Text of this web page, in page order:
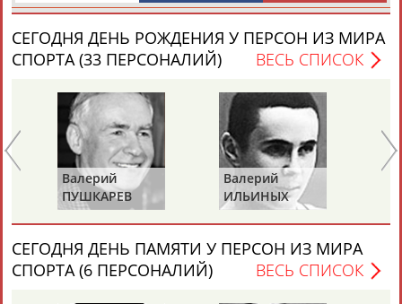
ТАБЛО АКТИВНОСТИ
ЦЕЛИ ПРОЕКТА КОНТАКТЫ НАШИ КНОПКИ
Вопросы сотрудничества и совместной деятельностиinform@infosport.ru
Адресов в новостной рассылке: 996
Подпишись
СЕГОДНЯ ДЕНЬ РОЖДЕНИЯ У ПЕРСОН ИЗ МИРА
СПОРТА (33 ПЕРСОНАЛИЙ)
ВЕСЬ СПИСОК
Валерий
ПУШКАРЕВ
Валерий
ИЛЬИНЫХ
СЕГОДНЯ ДЕНЬ ПАМЯТИ У ПЕРСОН ИЗ МИРА
СПОРТА (6 ПЕРСОНАЛИЙ)
ВЕСЬ СПИСОК